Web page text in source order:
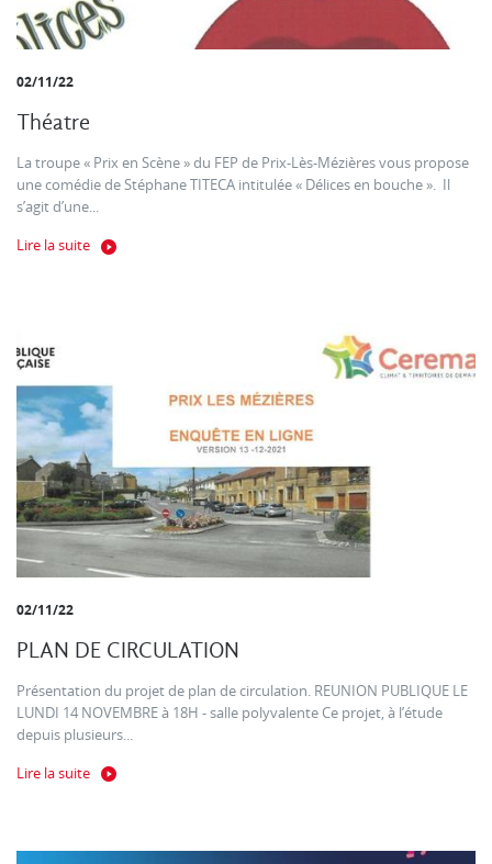
02/11/22
Théatre
La troupe « Prix en Scène » du FEP de Prix-Lès-Mézières vous propose
une comédie de Stéphane TITECA intitulée « Délices en bouche ». Il
s’agit d’une...
Lire la suite
02/11/22
PLAN DE CIRCULATION
Présentation du projet de plan de circulation. REUNION PUBLIQUE LE
LUNDI 14 NOVEMBRE à 18H - salle polyvalente Ce projet, à l’étude
depuis plusieurs...
Lire la suite